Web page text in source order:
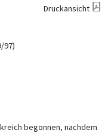
97)
Druckansicht
begonnen, nachdem